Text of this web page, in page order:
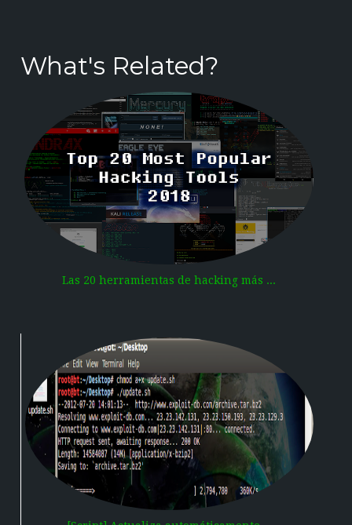
What's Related?
Las 20 herramientas de hacking más ...